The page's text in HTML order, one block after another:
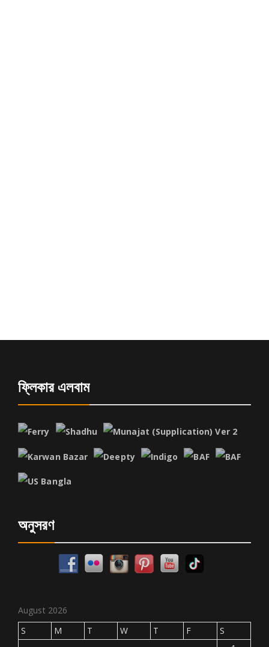
ফ্লিকার এলবাম
অনুসরণ
August 2026
S
M T W T F
S